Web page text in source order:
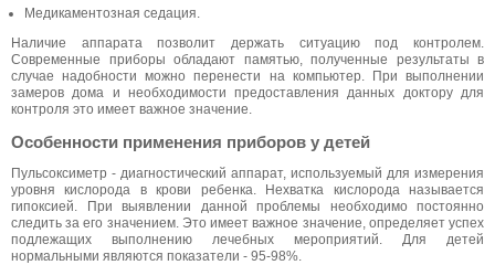
Медикаментозная седация.
Наличие аппарата позволит держать ситуацию под контролем.
Современные приборы обладают памятью, полученные результаты в
случае надобности можно перенести на компьютер. При выполнении
замеров дома и необходимости предоставления данных доктору для
контроля это имеет важное значение.
Особенности применения приборов у детей
Пульсоксиметр - диагностический аппарат, используемый для измерения
уровня кислорода в крови ребенка. Нехватка кислорода называется
гипоксией. При выявлении данной проблемы необходимо постоянно
следить за его значением. Это имеет важное значение, определяет успех
подлежащих выполнению лечебных мероприятий. Для детей
нормальными являются показатели - 95-98%.